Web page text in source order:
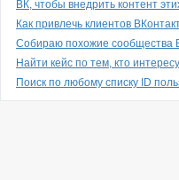
ВК, чтобы внедрить контент
Как привлечь клиентов
Собираю похожие сообщества
Найти кейс по тем, кто
Поиск по любому списку ID